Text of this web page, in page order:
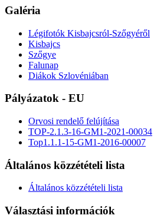
Galéria
Légifotók Kisbajcsról-Szőgyéről
Kisbajcs
Szőgye
Falunap
Diákok Szlovéniában
Pályázatok - EU
Orvosi rendelő felújítása
TOP-2.1.3-16-GM1-2021-00034
Top1.1.1-15-GM1-2016-00007
Általános közzétételi lista
Általános közzétételi lista
Választási információk